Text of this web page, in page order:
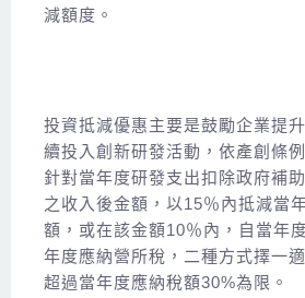
減額度。
投資抵減優惠主要是鼓勵企業提
續投入創新研發活動，依產創條
針對當年度研發支出扣除政府補
之收入後金額，以15％內抵減當
額，或在該金額10％內，自當年
年度應納營所稅，二種方式擇一
超過當年度應納稅額30%為限。